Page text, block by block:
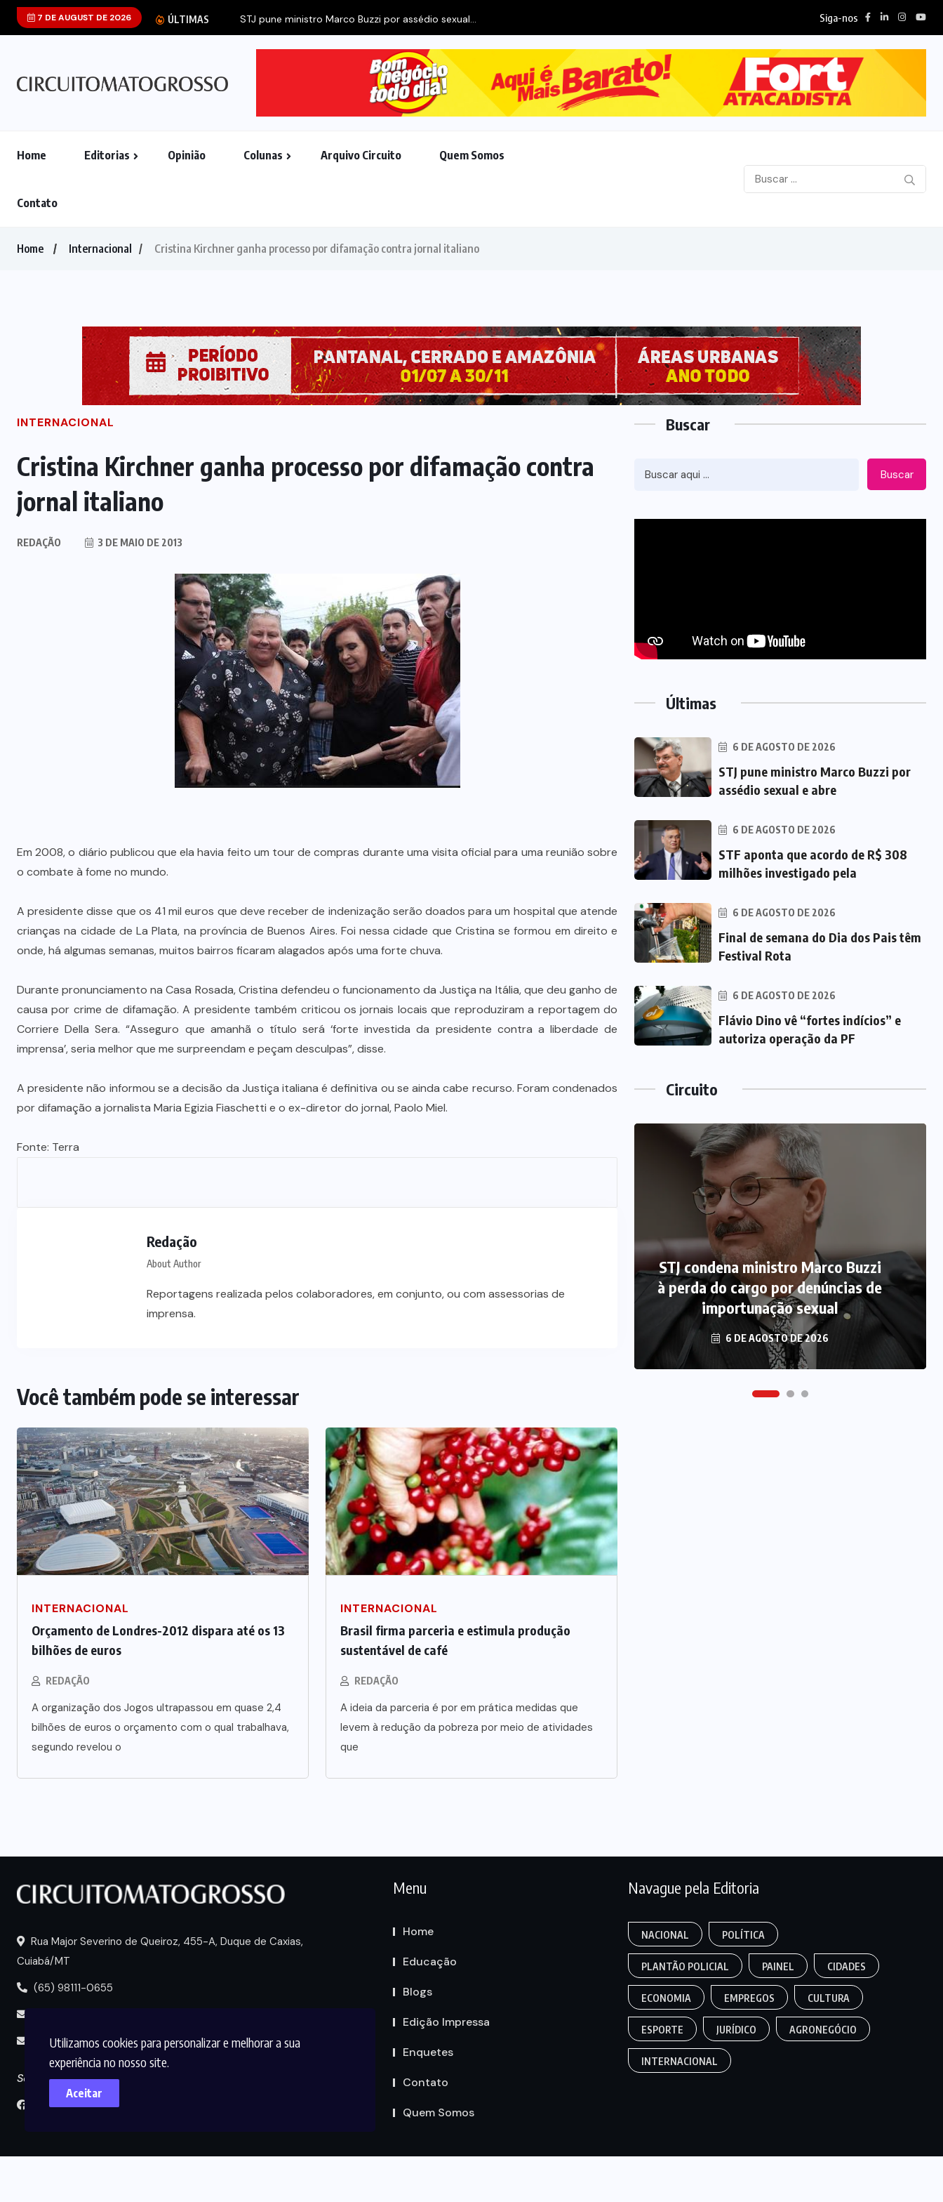
Utilizamos cookies para personalizar e melhorar a sua
experiência no nosso site.
Aceitar
7 DE AUGUST DE 2026 ÚLTIMAS Siga-nos
Home Editorias Opinião Colunas Arquivo Circuito Quem Somos
Contato
Home Internacional Cristina Kirchner ganha processo por difamação contra jornal italiano
INTERNACIONAL
Cristina Kirchner ganha processo por difamação contra
jornal italiano
REDAÇÃO 3 DE MAIO DE 2013
Em 2008, o diário publicou que ela havia feito um tour de compras durante uma visita oficial para uma reunião sobre
o combate à fome no mundo.
A presidente disse que os 41 mil euros que deve receber de indenização serão doados para um hospital que atende
crianças na cidade de La Plata, na província de Buenos Aires. Foi nessa cidade que Cristina se formou em direito e
onde, há algumas semanas, muitos bairros ficaram alagados após uma forte chuva.
Durante pronunciamento na Casa Rosada, Cristina defendeu o funcionamento da Justiça na Itália, que deu ganho de
causa por crime de difamação. A presidente também criticou os jornais locais que reproduziram a reportagem do
Corriere Della Sera. “Asseguro que amanhã o título será ‘forte investida da presidente contra a liberdade de
imprensa’, seria melhor que me surpreendam e peçam desculpas”, disse.
A presidente não informou se a decisão da Justiça italiana é definitiva ou se ainda cabe recurso. Foram condenados
por difamação a jornalista Maria Egizia Fiaschetti e o ex-diretor do jornal, Paolo Miel.
Fonte: Terra
Redação
About Author
Reportagens realizada pelos colaboradores, em conjunto, ou com assessorias de
imprensa.
Você também pode se interessar
INTERNACIONAL
Orçamento de Londres-2012 dispara até os 13
bilhões de euros
REDAÇÃO
A organização dos Jogos ultrapassou em quase 2,4
bilhões de euros o orçamento com o qual trabalhava,
segundo revelou o
INTERNACIONAL
Brasil firma parceria e estimula produção
sustentável de café
REDAÇÃO
A ideia da parceria é por em prática medidas que
levem à redução da pobreza por meio de atividades
que
Buscar
Buscar
Últimas
6 DE AGOSTO DE 2026
STJ pune ministro Marco Buzzi por
assédio sexual e abre
6 DE AGOSTO DE 2026
STF aponta que acordo de R$ 308
milhões investigado pela
6 DE AGOSTO DE 2026
Final de semana do Dia dos Pais têm
Festival Rota
6 DE AGOSTO DE 2026
Flávio Dino vê “fortes indícios” e
autoriza operação da PF
Circuito
Vale-refeição cobre apenas 9 dias
úteis de alimentação em Mato
Grosso, aponta levantamento
STJ condena ministro Marco Buzzi
à perda do cargo por denúncias de
importunação sexual
6 DE AGOSTO DE 2026
MDB implode chapa para
deputado federal e concentra
forças no Senado e na Assembleia
6 DE AGOSTO DE 2026
Rua Major Severino de Queiroz, 455-A, Duque de Caxias,
Cuiabá/MT
(65) 98111-0655
midia@circuitomt.com.br
Seguir
Menu
Home
Educação
Blogs
Edição Impressa
Enquetes
Contato
Quem Somos
Navague pela Editoria
NACIONAL POLÍTICA
PLANTÃO POLICIAL PAINEL CIDADES
ECONOMIA EMPREGOS CULTURA
ESPORTE JURÍDICO AGRONEGÓCIO
INTERNACIONAL